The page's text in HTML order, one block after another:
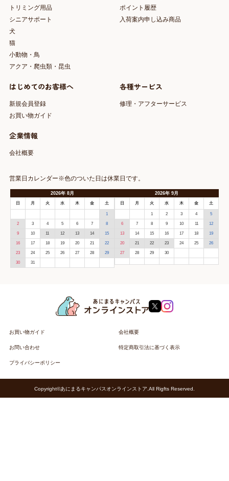
トリミング用品
シニアサポート
犬
猫
小動物・鳥
アクア・爬虫類・昆虫
ポイント履歴
入荷案内申し込み商品
はじめてのお客様へ
新規会員登録
お買い物ガイド
各種サービス
修理・アフターサービス
企業情報
会社概要
営業日カレンダー※色のついた日は休業日です。
2026年 8月
日 月 火 水 木 金 土
1
2 3 4 5 6 7 8
9 10 11 12 13 14 15
16 17 18 19 20 21 22
23 24 25 26 27 28 29
30 31
2026年9月
日 月 火 水 木 金 土
1 2 3 4 5
6 7 8 9 10 11 12
13 14 15 16 17 18 19
20 21 22 23 24 25 26
27 28 29 30
お買い物ガイド 会社概要
お問い合わせ 特定商取引法に基づく表示
プライバシーポリシー
Copyright©あにまるキャンパスオンラインストア.All Rigfts Reserved.